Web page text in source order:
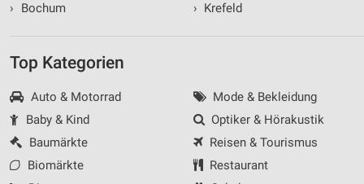
›
Bochum
› Krefeld
Top Kategorien
Auto & Motorrad
Baby & Kind
Baumärkte
Biomärkte
Mode & Bekleidung
Optiker & Hörakustik
Reisen & Tourismus
Restaurant